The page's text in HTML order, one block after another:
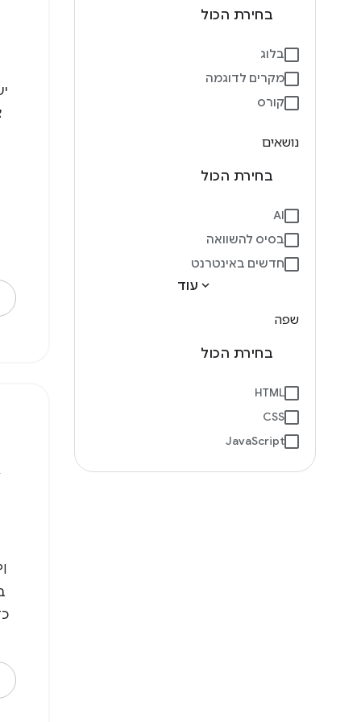
בחירת הכול
בלוג
מקרים לדוגמה
קורס
נושאים
בחירת הכול
AI
בסיס להשוואה
חדשים באינטרנט
expand_more עוד
שפה
בחירת הכול
HTML
CSS
JavaScript